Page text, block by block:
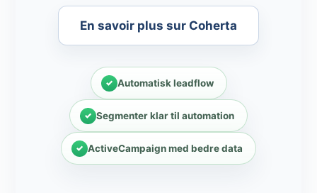
En savoir plus sur Coherta
Automatisk leadflow
Segmenter klar til automation
ActiveCampaign med bedre data